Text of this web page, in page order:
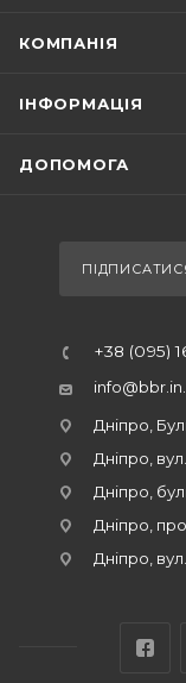
КОМПАНІЯ
ІНФОРМАЦІЯ
ДОПОМОГА
+38 (095)
Дніпро,
Дніпро,
Дніпро,
Дніпро,
Дніпро,